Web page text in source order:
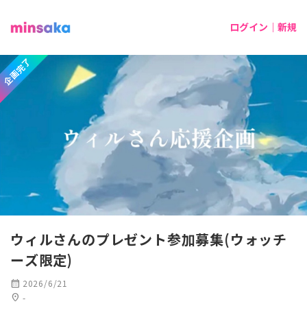
ログイン｜新規
企画完了
ウィルさんのプレゼント参加募集(ウォッチ
ーズ限定)
calendar_month 2026/6/21
location_on -